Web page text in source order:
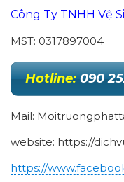
Công Ty TNHH Vệ
MST: 0317897004
Hotline: 090
Mail:
website: https://
https://